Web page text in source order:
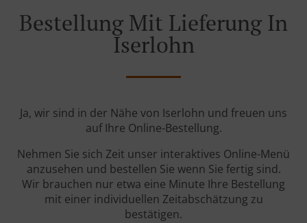
Bestellung Mit Lieferung In
Iserlohn
Ja, wir sind in der Nähe von Iserlohn und freuen uns
auf Ihre Online-Bestellung.
Nehmen Sie sich Zeit unser interaktives Online-Menü
anzusehen und bestellen Sie wenn Sie fertig sind.
Wir brauchen nur etwa eine Minute Ihre Bestellung
mit einer individuellen Zeitabschätzung zu
bestätigen.